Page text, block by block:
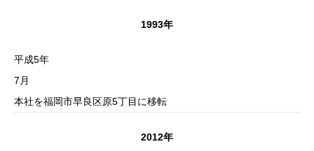
1993年
平成5年
7月
本社を福岡市早良区原5丁目に移転
2012年